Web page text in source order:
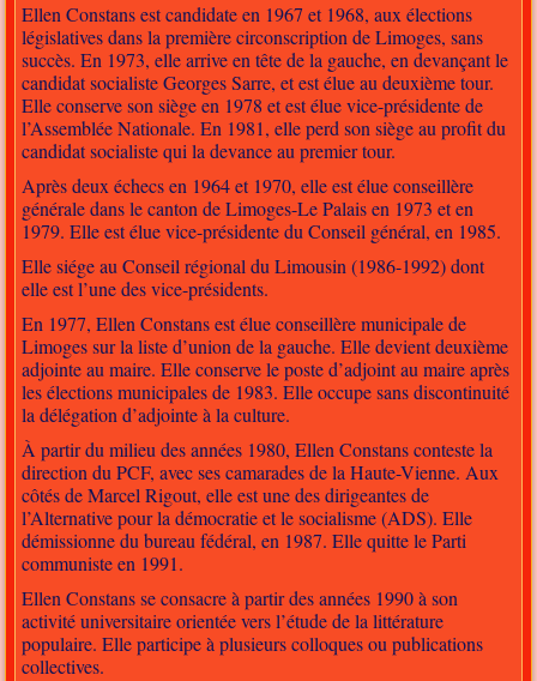
Ellen Constans est candidate en 1967 et 1968, aux élections
législatives dans la première circonscription de Limoges, sans
succès. En 1973, elle arrive en tête de la gauche, en devançant le
candidat socialiste Georges Sarre, et est élue au deuxième tour.
Elle conserve son siège en 1978 et est élue vice-présidente de
l’Assemblée Nationale. En 1981, elle perd son siège au profit du
candidat socialiste qui la devance au premier tour.
Après deux échecs en 1964 et 1970, elle est élue conseillère
générale dans le canton de Limoges-Le Palais en 1973 et en
1979. Elle est élue vice-présidente du Conseil général, en 1985.
Elle siége au Conseil régional du Limousin (1986-1992) dont
elle est l’une des vice-présidents.
En 1977, Ellen Constans est élue conseillère municipale de
Limoges sur la liste d’union de la gauche. Elle devient deuxième
adjointe au maire. Elle conserve le poste d’adjoint au maire après
les élections municipales de 1983. Elle occupe sans discontinuité
la délégation d’adjointe à la culture.
À partir du milieu des années 1980, Ellen Constans conteste la
direction du PCF, avec ses camarades de la Haute-Vienne. Aux
côtés de Marcel Rigout, elle est une des dirigeantes de
l’Alternative pour la démocratie et le socialisme (ADS). Elle
démissionne du bureau fédéral, en 1987. Elle quitte le Parti
communiste en 1991.
Ellen Constans se consacre à partir des années 1990 à son
activité universitaire orientée vers l’étude de la littérature
populaire. Elle participe à plusieurs colloques ou publications
collectives.